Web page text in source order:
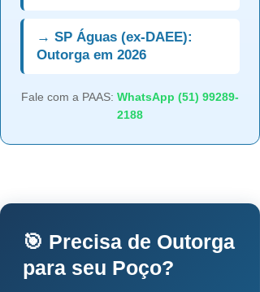
→ SP Águas (ex-DAEE):
Outorga em 2026
Fale com a PAAS: WhatsApp (51) 99289-
2188
🎯 Precisa de Outorga
para seu Poço?